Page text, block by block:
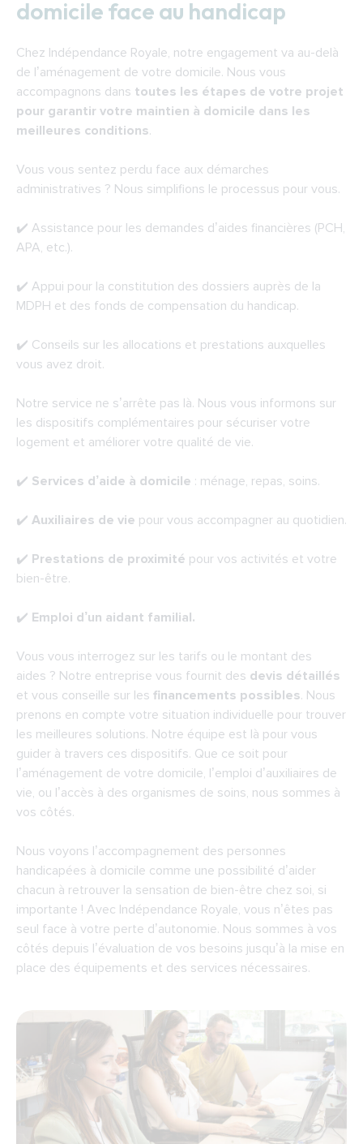
domicile face au handicap
Chez Indépendance Royale, notre engagement va au-delà
de l’aménagement de votre domicile. Nous vous
accompagnons dans toutes les étapes de votre projet
pour garantir votre maintien à domicile dans les
meilleures conditions.
Vous vous sentez perdu face aux démarches
administratives ? Nous simplifions le processus pour vous.
✔️ Assistance pour les demandes d’aides financières (PCH,
APA, etc.).
✔️ Appui pour la constitution des dossiers auprès de la
MDPH et des fonds de compensation du handicap.
✔️ Conseils sur les allocations et prestations auxquelles
vous avez droit.
Notre service ne s’arrête pas là. Nous vous informons sur
les dispositifs complémentaires pour sécuriser votre
logement et améliorer votre qualité de vie.
✔️ Services d’aide à domicile : ménage, repas, soins.
✔️ Auxiliaires de vie pour vous accompagner au quotidien.
✔️ Prestations de proximité pour vos activités et votre
bien-être.
✔️ Emploi d’un aidant familial.
Vous vous interrogez sur les tarifs ou le montant des
aides ? Notre entreprise vous fournit des devis détaillés
et vous conseille sur les financements possibles. Nous
prenons en compte votre situation individuelle pour trouver
les meilleures solutions. Notre équipe est là pour vous
guider à travers ces dispositifs. Que ce soit pour
l’aménagement de votre domicile, l’emploi d’auxiliaires de
vie, ou l’accès à des organismes de soins, nous sommes à
vos côtés.
Nous voyons l’accompagnement des personnes
handicapées à domicile comme une possibilité d’aider
chacun à retrouver la sensation de bien-être chez soi, si
importante ! Avec Indépendance Royale, vous n’êtes pas
seul face à votre perte d’autonomie. Nous sommes à vos
côtés depuis l’évaluation de vos besoins jusqu’à la mise en
place des équipements et des services nécessaires.